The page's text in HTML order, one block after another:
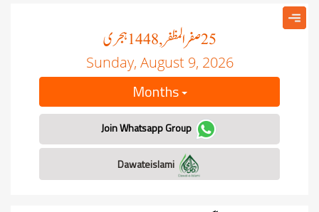
25صفر المظفر, 1448 ہجری
Sunday, August 9, 2026
Months
Join Whatsapp Group